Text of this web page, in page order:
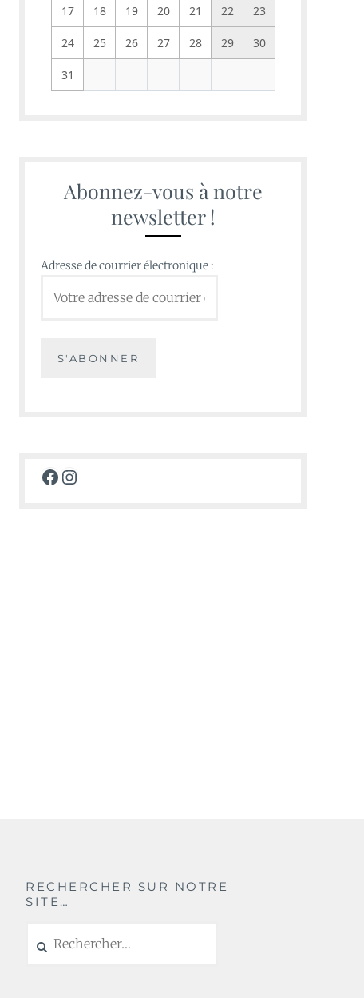
17 18 19 20 21 22 23
24 25 26 27 28 29 30
31
Abonnez-vous à notre
newsletter !
Adresse de courrier électronique :
Facebook
Instagram
RECHERCHER SUR NOTRE
SITE…